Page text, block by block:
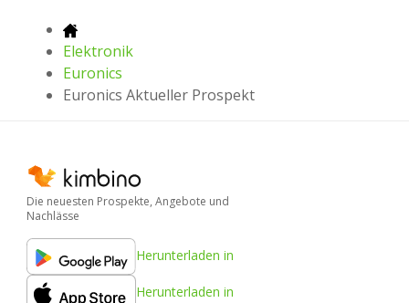
Elektronik
Euronics
Euronics Aktueller Prospekt
Die neuesten Prospekte, Angebote und
Nachlässe
Herunterladen in
Herunterladen in